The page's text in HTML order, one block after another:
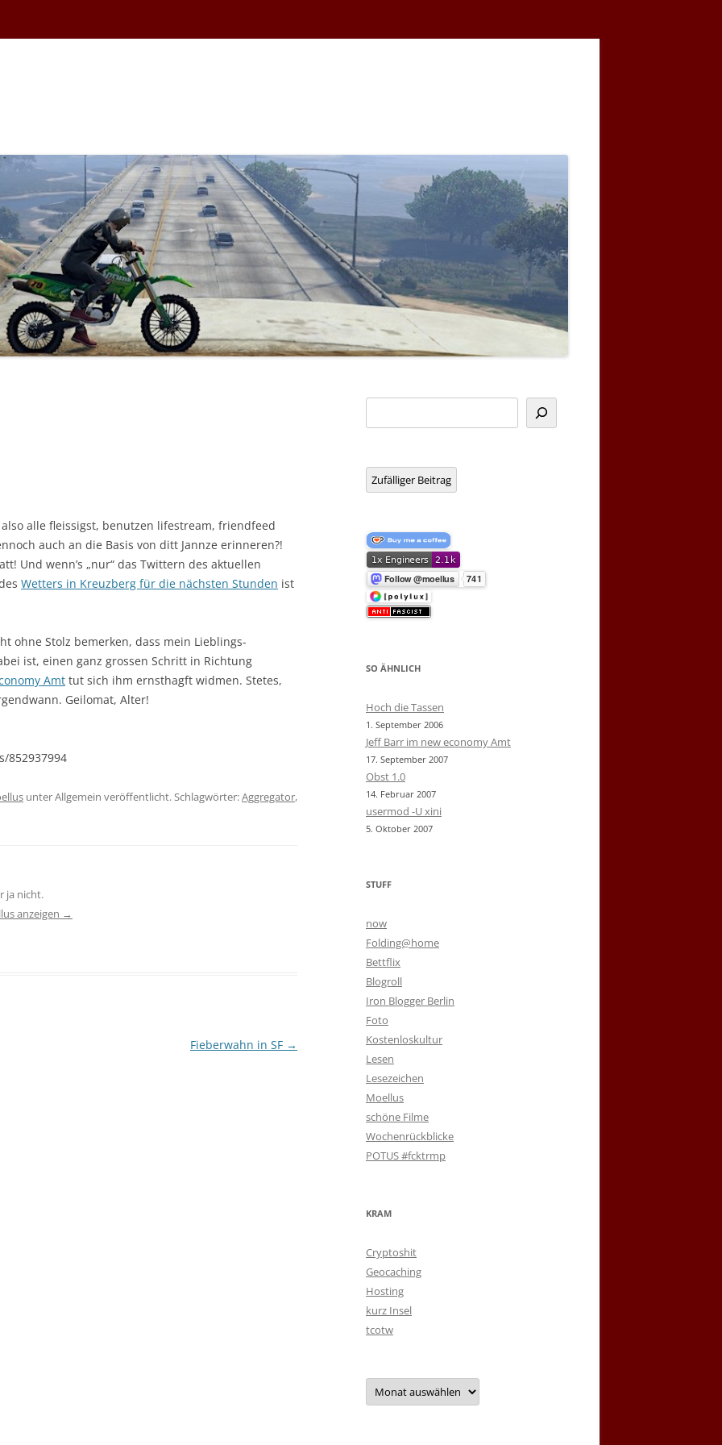
alle fleissigst, benutzen lifestream, friendfeed
auch an die Basis von ditt Jannze erinneren?!
Und wenn’s „nur“ das Twittern des aktuellen
Wetters in Kreuzberg für die nächsten Stunden ist
ohne Stolz bemerken, dass mein Lieblings-
ist, einen ganz grossen Schritt in Richtung
Amt tut sich ihm ernsthagft widmen. Stetes,
Geilomat, Alter!
852937994
unter Allgemein veröffentlicht. Schlagwörter:Aggregator,
ja nicht.
anzeigen →
Fieberwahn in SF →
Zufälliger Beitrag
SO ÄHNLICH
Hoch die Tassen
1. September 2006
Jeff Barr im new economy Amt
17. September 2007
Obst 1.0
14. Februar 2007
usermod -U xini
5. Oktober 2007
STUFF
now
Folding@home
Bettflix
Blogroll
Iron Blogger Berlin
Foto
Kostenloskultur
Lesen
Lesezeichen
Moellus
schöne Filme
Wochenrückblicke
POTUS #fcktrmp
KRAM
Cryptoshit
Geocaching
Hosting
kurz Insel
tcotw
Archiv